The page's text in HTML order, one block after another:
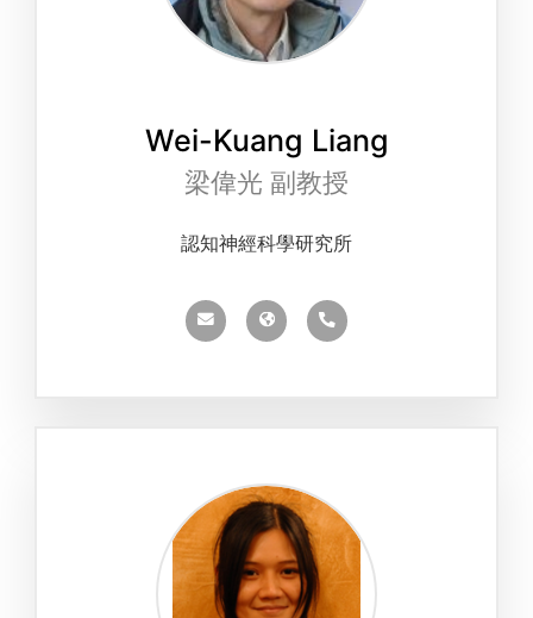
Wei-Kuang Liang
梁偉光 副教授
認知神經科學研究所